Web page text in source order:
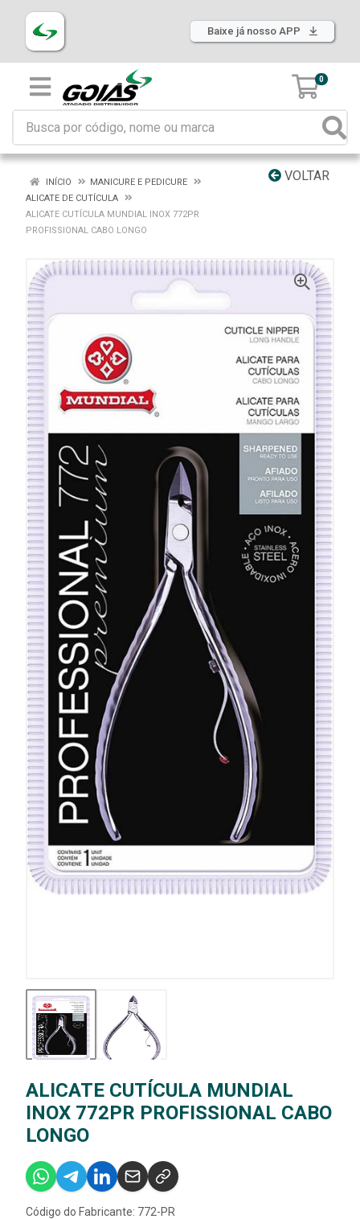
Baixe já nosso APP
0
VOLTAR
INÍCIO
MANICURE E PEDICURE
ALICATE DE CUTÍCULA
ALICATE CUTÍCULA MUNDIAL INOX 772PR
PROFISSIONAL CABO LONGO
ALICATE CUTÍCULA MUNDIAL
INOX 772PR PROFISSIONAL CABO
LONGO
Código do Fabricante: 772-PR